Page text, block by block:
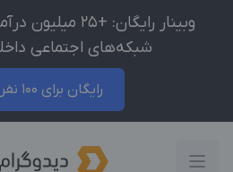
وبینار رایگان:
شبکه‌های اجتماعی
رایگان برای 100 نفر اول